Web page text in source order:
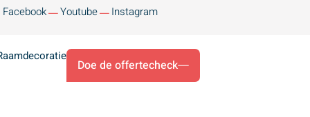
Facebook Youtube Instagram
Doe de offertecheck